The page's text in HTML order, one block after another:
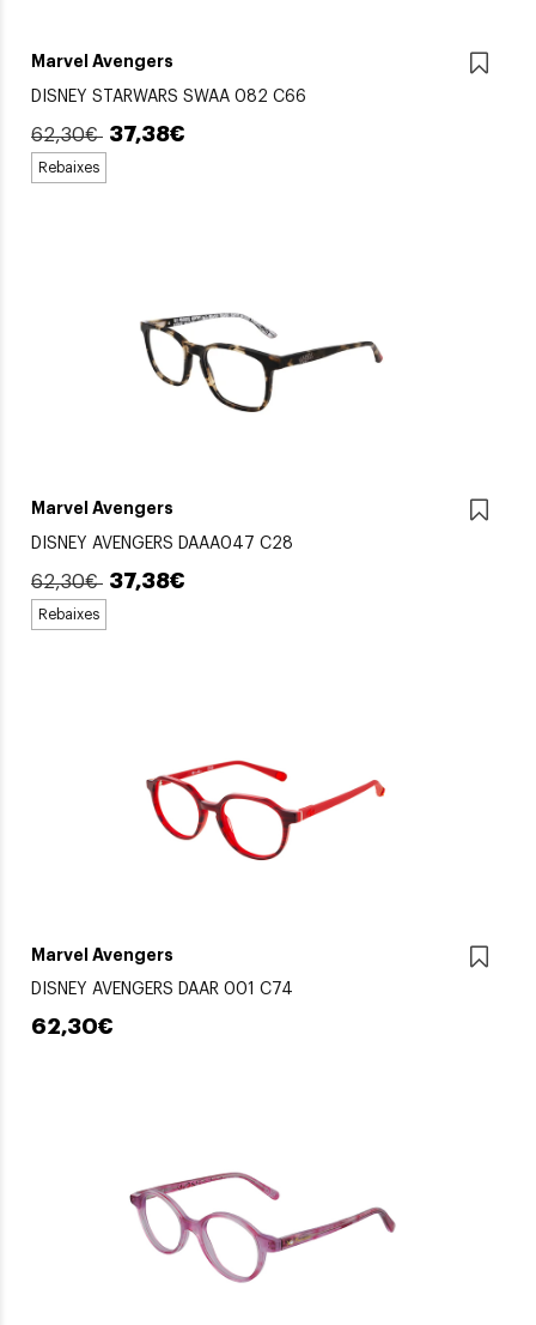
Marvel Avengers
DISNEY STARWARS SWAA 082 C66
62,30€ 37,38€
Rebaixes
Marvel Avengers
DISNEY AVENGERS DAAA047 C28
62,30€ 37,38€
Rebaixes
Marvel Avengers
DISNEY AVENGERS DAAR 001 C74
62,30€